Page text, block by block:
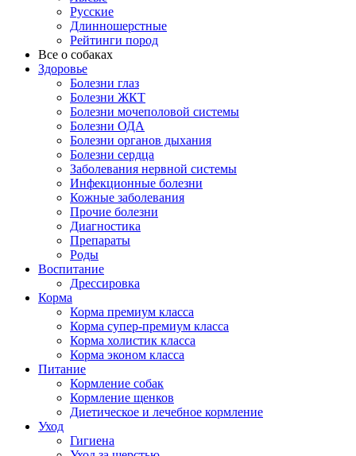
Русские
Длинношерстные
Рейтинги пород
Все о собаках
Здоровье
Болезни глаз
Болезни ЖКТ
Болезни мочеполовой системы
Болезни ОДА
Болезни органов дыхания
Болезни сердца
Заболевания нервной системы
Инфекционные болезни
Кожные заболевания
Прочие болезни
Диагностика
Препараты
Роды
Воспитание
Дрессировка
Корма
Корма премиум класса
Корма супер-премиум класса
Корма холистик класса
Корма эконом класса
Питание
Кормление собак
Кормление щенков
Диетическое и лечебное кормление
Уход
Гигиена